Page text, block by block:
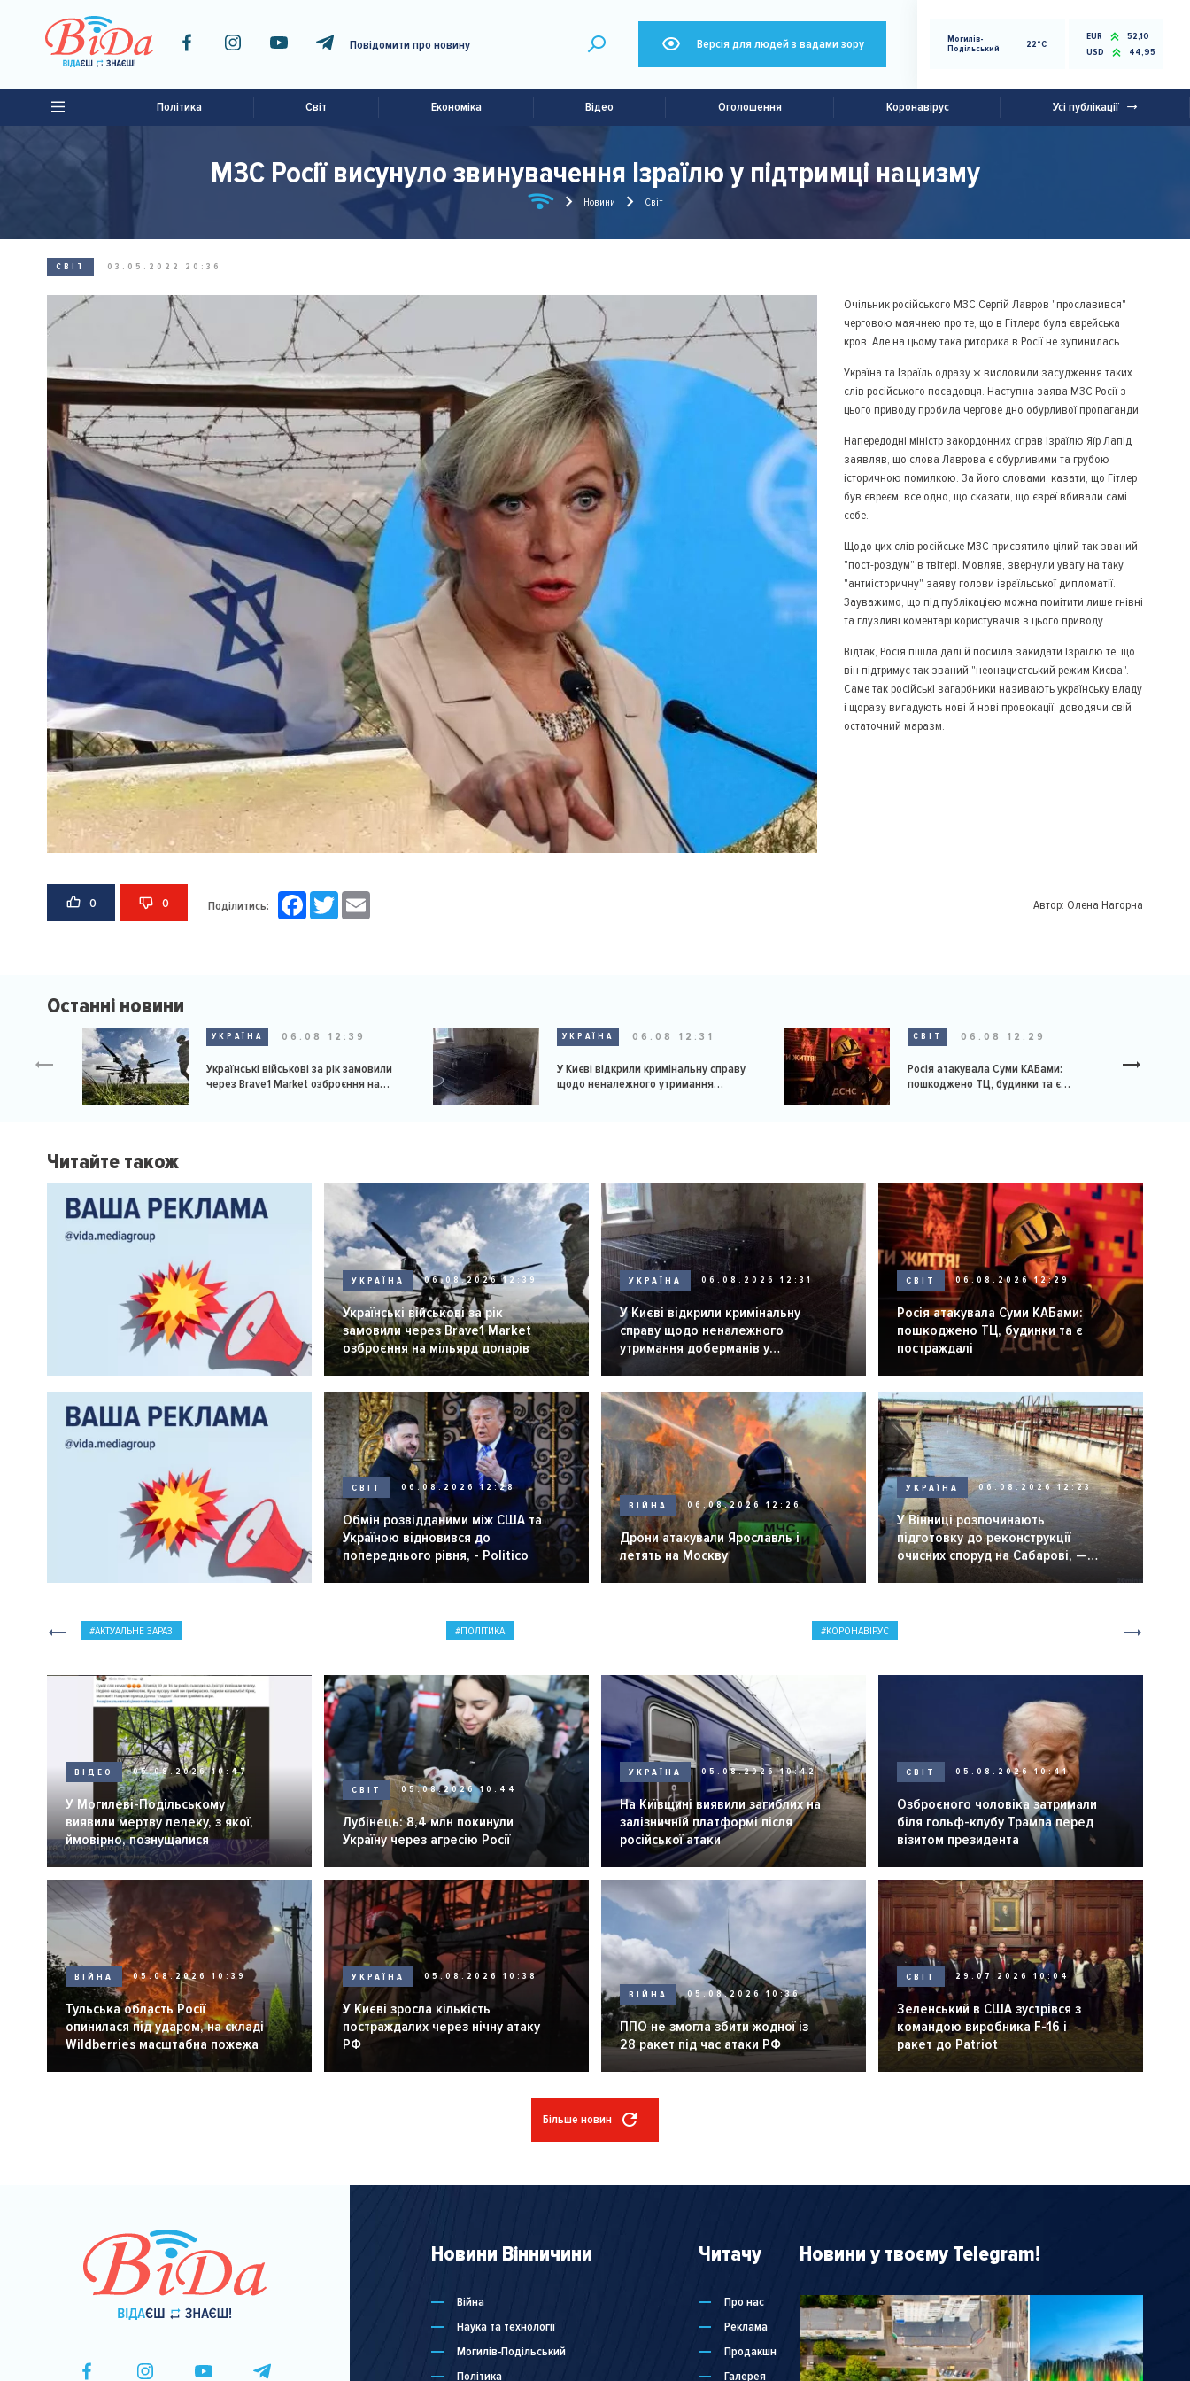
Повідомити про новину Версія для людей з вадами зору
Могилів-
Подільський
22°C
EUR
52,10
USD
44,95
Політика Світ Економіка Відео Оголошення Коронавірус Усі публікації
МЗС Росії висунуло звинувачення Ізраїлю у підтримці нацизму
Новини Світ
СВІТ 03.05.2022 20:36
Очільник російського МЗС Сергій Лавров "прославився"
черговою маячнею про те, що в Гітлера була єврейська
кров. Але на цьому така риторика в Росії не зупинилась.
Україна та Ізраїль одразу ж висловили засудження таких
слів російського посадовця. Наступна заява МЗС Росії з
цього приводу пробила чергове дно обурливої пропаганди.
Напередодні міністр закордонних справ Ізраїлю Яїр Лапід
заявляв, що слова Лаврова є обурливими та грубою
історичною помилкою. За його словами, казати, що Гітлер
був євреєм, все одно, що сказати, що євреї вбивали самі
себе.
Щодо цих слів російське МЗС присвятило цілий так званий
"пост-роздум" в твітері. Мовляв, звернули увагу на таку
"антиісторичну" заяву голови ізраїльської дипломатії.
Зауважимо, що під публікацією можна помітити лише гнівні
та глузливі коментарі користувачів з цього приводу.
Відтак, Росія пішла далі й посміла закидати Ізраїлю те, що
він підтримує так званий "неонацистський режим Києва".
Саме так російські загарбники називають українську владу
і щоразу вигадують нові й нові провокації, доводячи свій
остаточний маразм.
0 0 Поділитись: FacebookTwitter Автор: Олена Нагорна
Останні новини
УКРАЇНА 06.08 12:39
Українські військові за рік замовили
через Brave1 Market озброєння на
УКРАЇНА 06.08 12:31
У Києві відкрили кримінальну справу
щодо неналежного утримання
СВІТ 06.08 12:29
Росія атакувала Суми КАБами:
пошкоджено ТЦ, будинки та є
Читайте також
УКРАЇНА 06.08.2026 12:39
Українські військові за рік
замовили через Brave1 Market
озброєння на мільярд доларів
УКРАЇНА 06.08.2026 12:31
У Києві відкрили кримінальну
справу щодо неналежного
утримання доберманів у
розпліднику
СВІТ 06.08.2026 12:29
Росія атакувала Суми КАБами:
пошкоджено ТЦ, будинки та є
постраждалі
СВІТ 06.08.2026 12:28
Обмін розвідданими між США та
Україною відновився до
попереднього рівня, - Politico
ВІЙНА 06.08.2026 12:26
Дрони атакували Ярославль і
летять на Москву
УКРАЇНА 06.08.2026 12:23
У Вінниці розпочинають
підготовку до реконструкції
очисних споруд на Сабарові, —
мер Вінниці.
АКТУАЛЬНЕ ЗАРАЗ ПОЛІТИКА КОРОНАВІРУС
ВІДЕО 05.08.2026 10:47
У Могилеві-Подільському
виявили мертву лелеку, з якої,
ймовірно, познущалися
СВІТ 05.08.2026 10:44
Лубінець: 8,4 млн покинули
Україну через агресію Росії
УКРАЇНА 05.08.2026 10:42
На Київщині виявили загиблих на
залізничній платформі після
російської атаки
СВІТ 05.08.2026 10:41
Озброєного чоловіка затримали
біля гольф-клубу Трампа перед
візитом президента
ВІЙНА 05.08.2026 10:39
Тульська область Росії
опинилася під ударом, на складі
Wildberries масштабна пожежа
УКРАЇНА 05.08.2026 10:38
У Києві зросла кількість
постраждалих через нічну атаку
РФ
ВІЙНА 05.08.2026 10:36
ППО не змогла збити жодної із
28 ракет під час атаки РФ
СВІТ 29.07.2026 10:04
Зеленський в США зустрівся з
командою виробника F-16 і
ракет до Patriot
Більше новин
Новини Вінничини
Війна
Наука та технології
Могилів-Подільський
Політика
Читачу
Про нас
Реклама
Продакшн
Галерея
Новини у твоєму Telegram!